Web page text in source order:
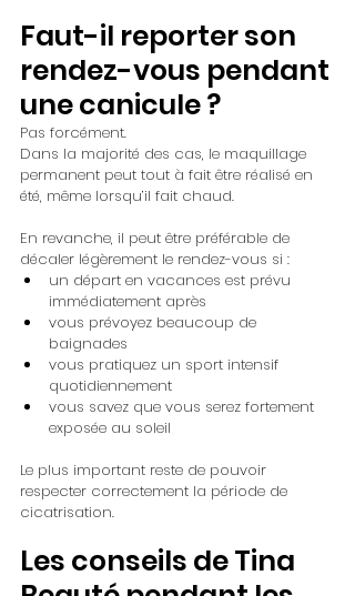
Faut-il reporter son
rendez-vous pendant
une canicule ?
Pas forcément.
Dans la majorité des cas, le maquillage
permanent peut tout à fait être réalisé en
été, même lorsqu’il fait chaud.
En revanche, il peut être préférable de
décaler légèrement le rendez-vous si :
un départ en vacances est prévu
immédiatement après
vous prévoyez beaucoup de
baignades
vous pratiquez un sport intensif
quotidiennement
vous savez que vous serez fortement
exposée au soleil
Le plus important reste de pouvoir
respecter correctement la période de
cicatrisation.
Les conseils de Tina